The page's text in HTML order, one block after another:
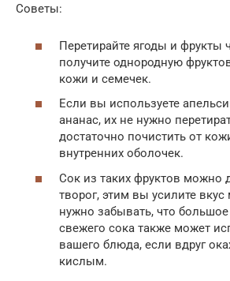
Советы:
Перетирайте ягоды и фрукты
получите однородную
кожи и семечек.
Если вы используете
ананас, их не нужно
достаточно почистить от
внутренних оболочек.
Сок из таких фруктов можно
творог, этим вы усилите
нужно забывать, что
свежего сока также может
вашего блюда, если вдруг
кислым.